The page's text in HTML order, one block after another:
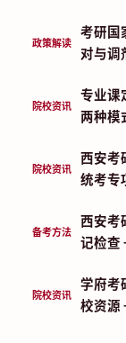
政策解读
考研国
对与调
院校资讯
专业课
两种模
院校资讯
西安考
统考专
备考方法
西安考
记检查
院校资讯
学府考
校资源